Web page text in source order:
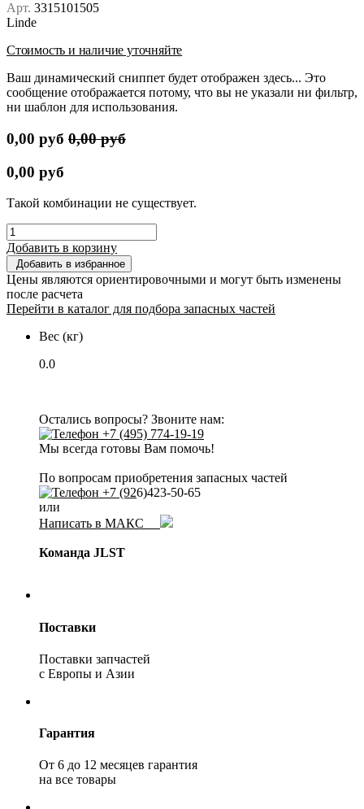
Арт. 3315101505
Linde
Стоимость и наличие уточняйте
Ваш динамический сниппет будет отображен здесь... Это
сообщение отображается потому, что вы не указали ни фильтр,
ни шаблон для использования.
0,00 руб 0,00руб
0,00 руб
Такой комбинации не существует.
Добавить в корзину
Добавить в избранное
Цены являются ориентировочными и могут быть изменены
после расчета
Перейти в каталог для подбора запасных частей
Вес (кг)
0.0
Остались вопросы? Звоните нам:
+7 (495) 774-19-19
Мы всегда готовы Вам помочь!
По вопросам приобретения запасных частей
+7 (926)423-50-65
или
Написать в МАКС
Команда JLST
Поставки
Поставки запчастей
с Европы и Азии
Гарантия
От 6 до 12 месяцев гарантия
на все товары